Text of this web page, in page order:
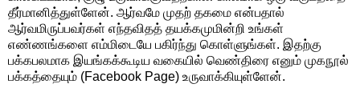
தீர்மானித்துள்ளேன். ஆர்வமே முதற் தகமை என்பதால்
ஆர்வமிருப்பவர்கள் எந்தவிதத் தயக்கமுமின்றி உங்கள்
எண்ணங்களை எம்மிடையே பகிர்ந்து கொள்ளுங்கள். இதற்கு
பக்கபலமாக இயங்கக்கூடிய வகையில் வெண்திரை எனும் முகநூல்
பக்கத்தையும் (Facebook Page) உருவாக்கியுள்ளேன்.